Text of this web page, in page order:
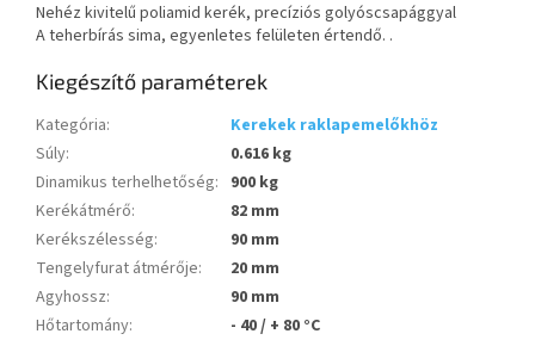
Nehéz kivitelű poliamid kerék, precíziós golyóscsapággyal
A teherbírás sima, egyenletes felületen értendő. .
Kiegészítő paraméterek
Kategória:
Kerekek raklapemelőkhöz
Súly:
0.616 kg
Dinamikus terhelhetőség: 900 kg
Kerékátmérő:
82 mm
Kerékszélesség:
90 mm
Tengelyfurat átmérője:
20 mm
Agyhossz:
90 mm
Hőtartomány:
- 40 / + 80 °C